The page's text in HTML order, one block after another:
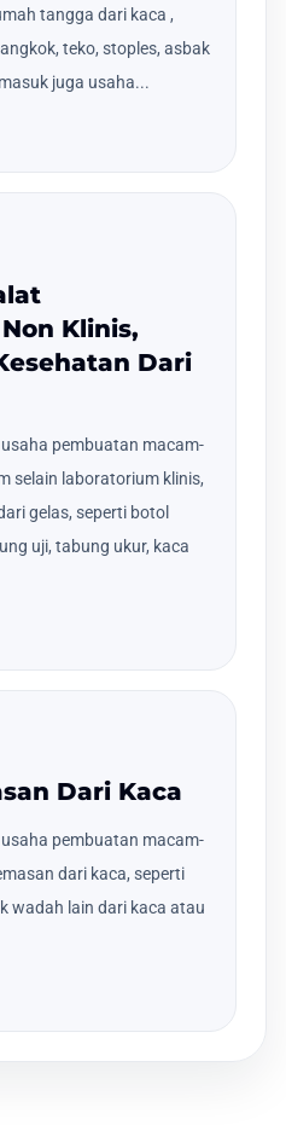
tangga dari kaca ,
teko, stoples, asbak
juga usaha...
Klinis,
Dari
pembuatan macam-
selain laboratorium klinis,
gelas, seperti botol
uji, tabung ukur, kaca
Dari Kaca
pembuatan macam-
dari kaca, seperti
wadah lain dari kaca atau